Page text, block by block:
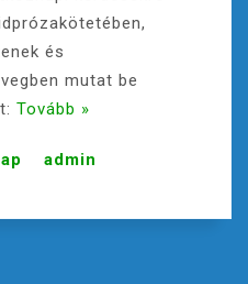
és
mutat be
Tovább »
admin